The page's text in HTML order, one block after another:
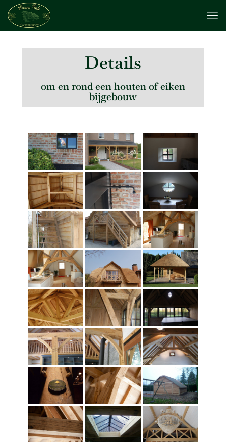
Details
om en rond een houten of eiken
bijgebouw